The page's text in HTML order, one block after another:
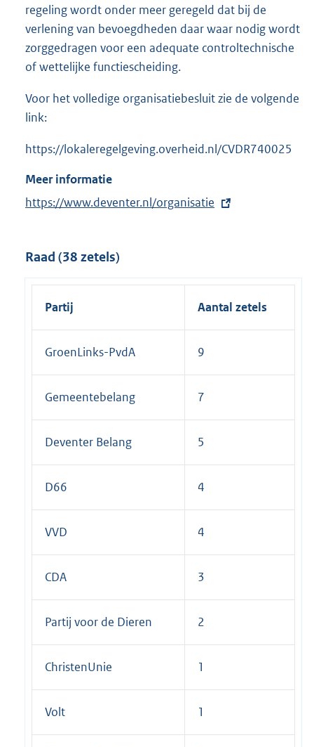
regeling wordt onder meer geregeld dat bij de
verlening van bevoegdheden daar waar nodig wordt
zorggedragen voor een adequate controltechnische
of wettelijke functiescheiding.
Voor het volledige organisatiebesluit zie de volgende
link:
https://lokaleregelgeving.overheid.nl/CVDR740025
Meer informatie
E
e
r
https://www.deventer.nl/organisatie
Raad (38 zetels)
Partij Aantal zetels
GroenLinks-PvdA 9
Gemeentebelang 7
Deventer Belang 5
D66 4
VVD 4
CDA 3
Partij voor de Dieren 2
ChristenUnie 1
Volt 1